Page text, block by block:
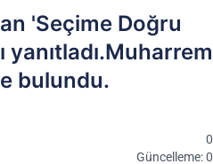
'Seçime Doğru
bulundu.
Güncelleme: